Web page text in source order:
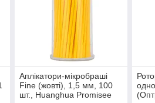
Аплікатори-мікробраші
Fine (жовті), 1,5 мм, 100
шт., Huanghua Promisee